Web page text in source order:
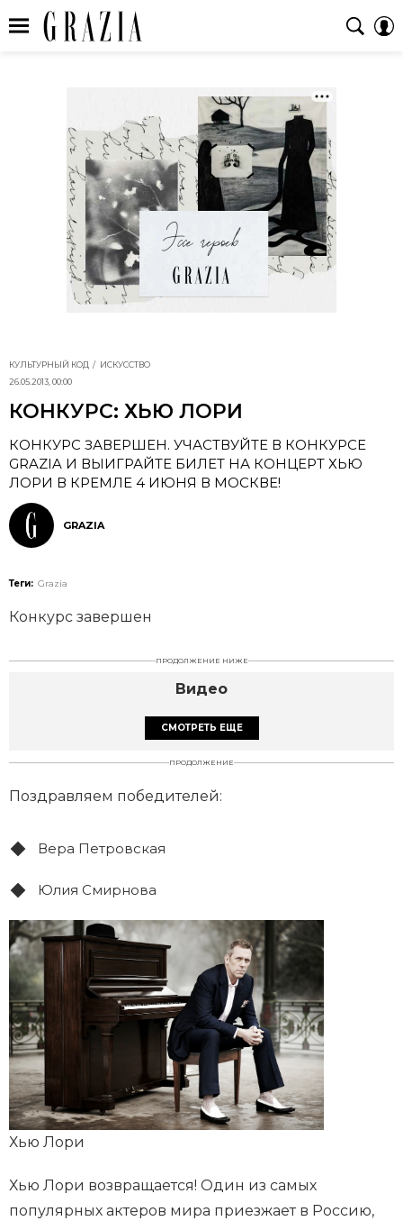
КУЛЬТУРНЫЙ КОД
ИСКУССТВО
26.05.2013, 00:00
КОНКУРС: ХЬЮ ЛОРИ
КОНКУРС ЗАВЕРШЕН. УЧАСТВУЙТЕ В КОНКУРСЕ
GRAZIA И ВЫИГРАЙТЕ БИЛЕТ НА КОНЦЕРТ ХЬЮ
ЛОРИ В КРЕМЛЕ 4 ИЮНЯ В MОСКВЕ!
GRAZIA
Теги: Grazia
Конкурс завершен
ПРОДОЛЖЕНИЕ НИЖЕ
Видео
СМОТРЕТЬ ЕЩЕ
ПРОДОЛЖЕНИЕ
Поздравляем победителей:
Вера Петровская
Юлия Смирнова
Хью Лори
Хью Лори возвращается! Один из самых
популярных актеров мира приезжает в Россию,